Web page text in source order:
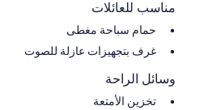
مناسب للعائلات
حمام سباحة مغطى
غرف بتجهيزات عازلة للصوت
وسائل الراحة
تخزين الأمتعة